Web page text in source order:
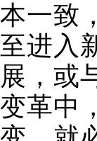
本一致
至进入
展，或
变革中